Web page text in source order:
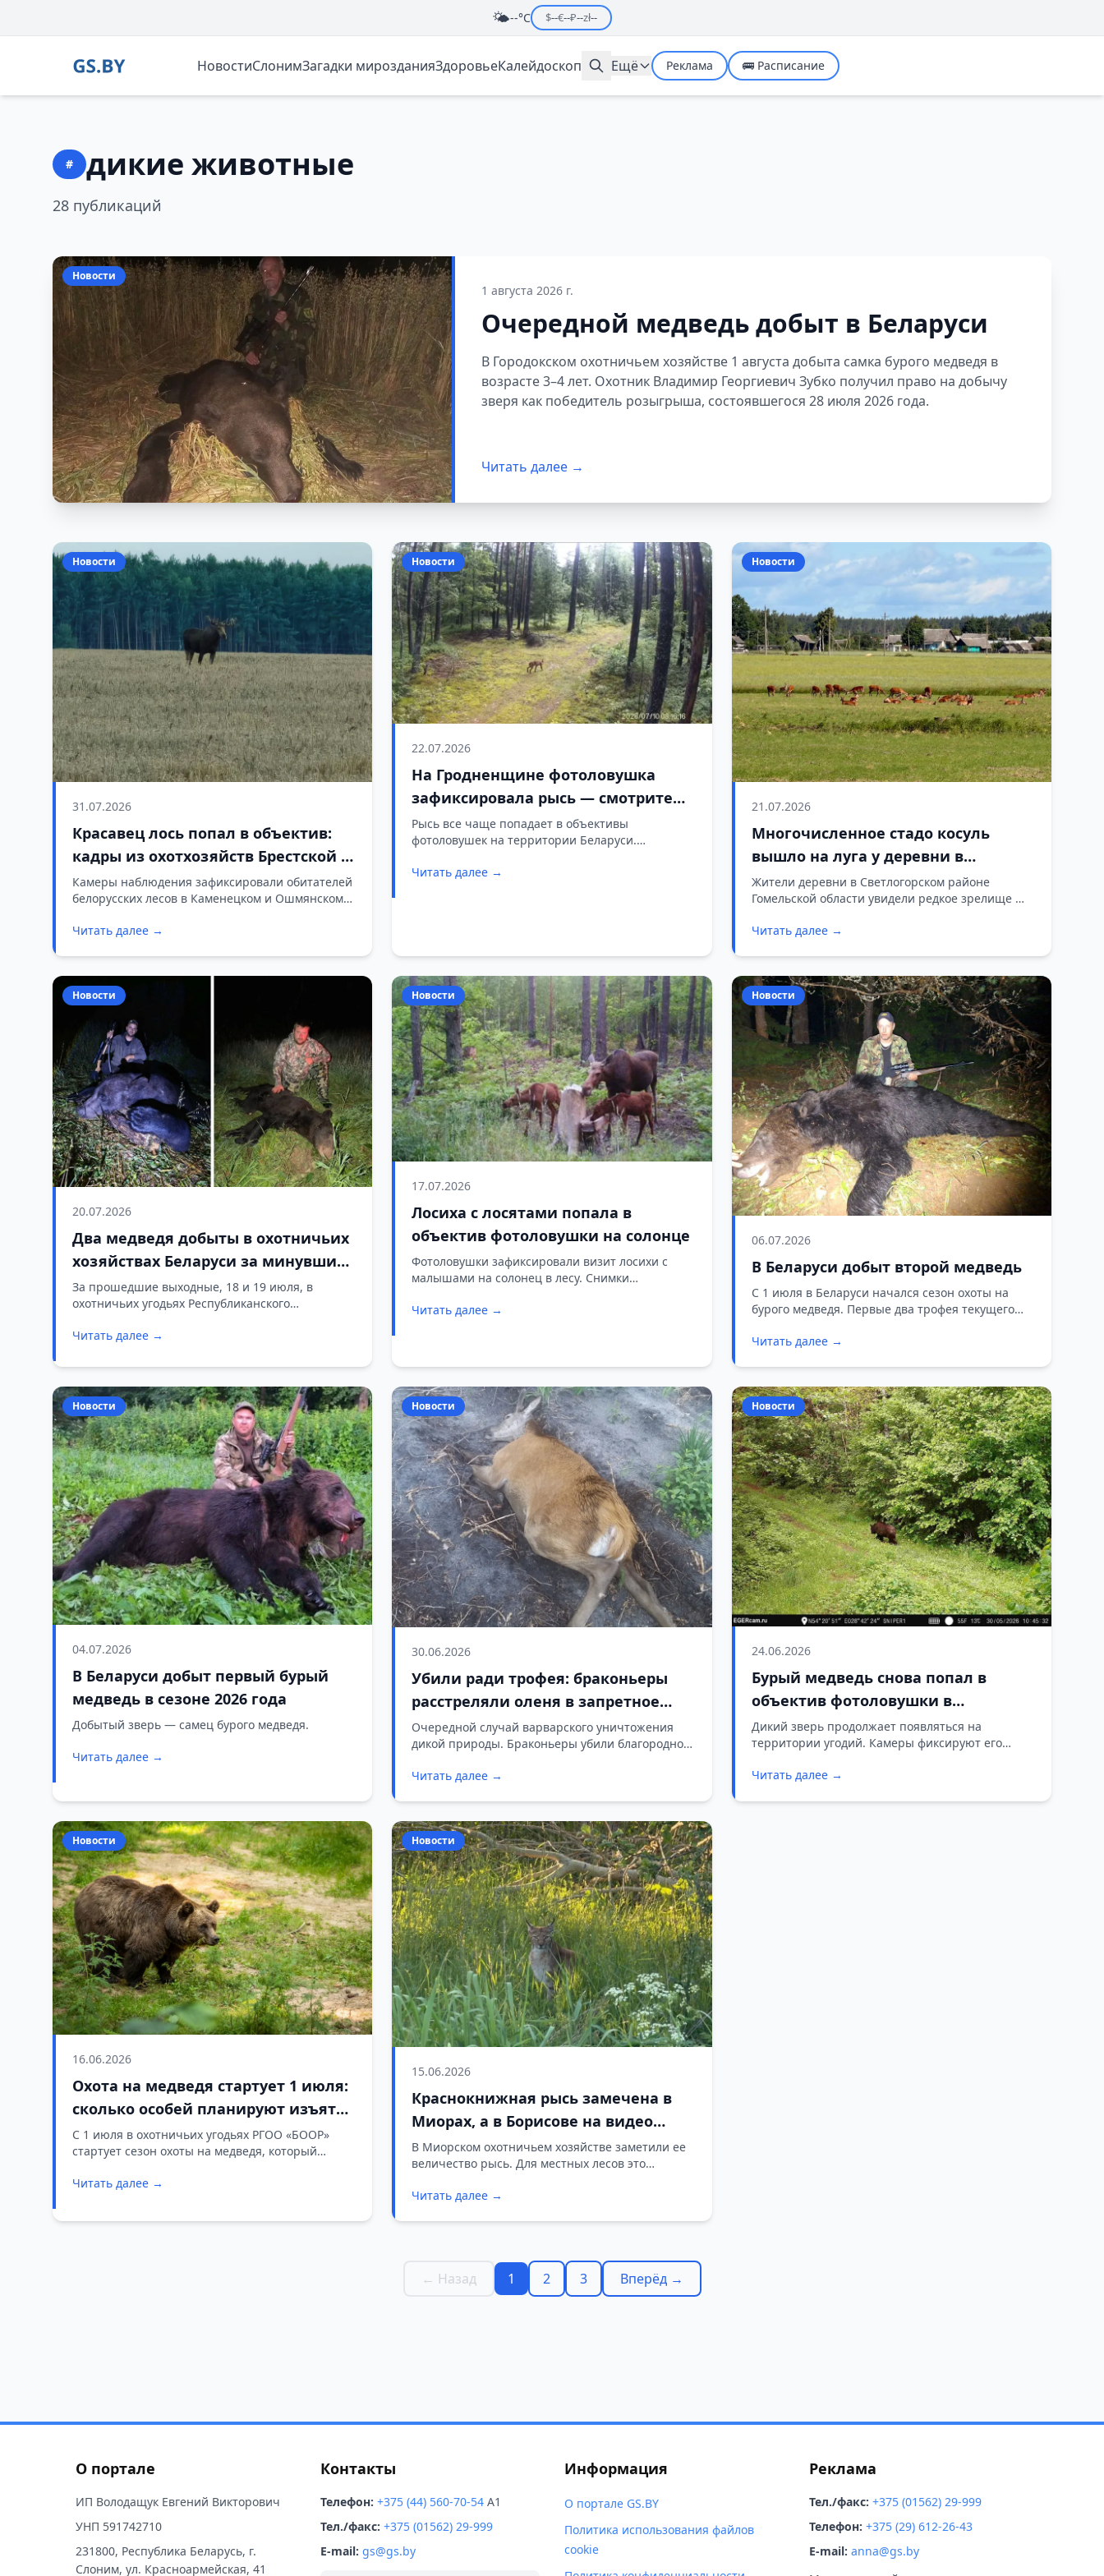
🌤️--°C $--€--₽--zł--
НовостиСлонимЗагадки мирозданияЗдоровьеКалейдоскоп Ещё Реклама 🚌 Расписание
# дикие животные
28 публикаций
Новости
1 августа 2026 г.
Очередной медведь добыт в Беларуси
В Городокском охотничьем хозяйстве 1 августа добыта самка бурого медведя в
возрасте 3–4 лет. Охотник Владимир Георгиевич Зубко получил право на добычу
зверя как победитель розыгрыша, состоявшегося 28 июля 2026 года.
Читать далее →
Новости
31.07.2026
Красавец лось попал в объектив:
кадры из охотхозяйств Брестской и
Гродненской областей
Камеры наблюдения зафиксировали обитателей
белорусских лесов в Каменецком и Ошмянском
Белорусское общество охотников и рыболовов
Читать далее →
Новости
22.07.2026
На Гродненщине фотоловушка
зафиксировала рысь — смотрите
видео
Рысь все чаще попадает в объективы
фотоловушек на территории Беларуси.
охотничьем хозяйстве. По данным
Читать далее →
Новости
21.07.2026
Многочисленное стадо косуль
вышло на луга у деревни в
Светлогорском районе
Жители деревни в Светлогорском районе
Гомельской области увидели редкое зрелище —
луга прямо рядом с домами. Фотографии
охотников и рыболовов показывают, как
животные спокойно отдыхают на зеленом поле.
Читать далее →
Новости
20.07.2026
Два медведя добыты в охотничьих
хозяйствах Беларуси за минувшие
выходные
За прошедшие выходные, 18 и 19 июля, в
охотничьих угодьях Республиканского
общество охотников и рыболовов» (РГОО
Читать далее →
Новости
17.07.2026
Лосиха с лосятами попала в
объектив фотоловушки на солонце
Фотоловушки зафиксировали визит лосихи с
малышами на солонец в лесу. Снимки
(Белорусское общество охотников и рыболовов)
Читать далее →
Новости
06.07.2026
В Беларуси добыт второй медведь
С 1 июля в Беларуси начался сезон охоты на
бурого медведя. Первые два трофея текущего
общества охотников и рыболовов (БООР). Оба
конце июня.
Читать далее →
Новости
04.07.2026
В Беларуси добыт первый бурый
медведь в сезоне 2026 года
Добытый зверь — самец бурого медведя.
Читать далее →
Новости
30.06.2026
Убили ради трофея: браконьеры
расстреляли оленя в запретное
время
Очередной случай варварского уничтожения
дикой природы. Браконьеры убили благородного
охота сейчас строго запрещена.
Читать далее →
Новости
24.06.2026
Бурый медведь снова попал в
объектив фотоловушки в
Борисовском охотничьем
хозяйстве
Дикий зверь продолжает появляться на
территории угодий. Камеры фиксируют его
Читать далее →
Новости
16.06.2026
Охота на медведя стартует 1 июля:
сколько особей планируют изъять
в угодьях БООР
С 1 июля в охотничьих угодьях РГОО «БООР»
стартует сезон охоты на медведя, который
Читать далее →
Новости
15.06.2026
Краснокнижная рысь замечена в
Миорах, а в Борисове на видео
попал медведь: как хищники
осваивают белорусские леса
В Миорском охотничьем хозяйстве заметили ее
величество рысь. Для местных лесов это
хищница занесена в Красную книгу Беларуси.
Читать далее →
← Назад 1 2 3 Вперёд →
О портале
ИП Володащук Евгений Викторович
УНП 591742710
231800, Республика Беларусь, г.
Слоним, ул. Красноармейская, 41
Контакты
Телефон: +375 (44) 560-70-54A1
Тел./факс: +375 (01562) 29-999
E-mail: gs@gs.by
Информация
О портале GS.BY
Политика использования файлов
cookie
Реклама
Тел./факс: +375 (01562) 29-999
Телефон: +375 (29) 612-26-43
E-mail: anna@gs.by